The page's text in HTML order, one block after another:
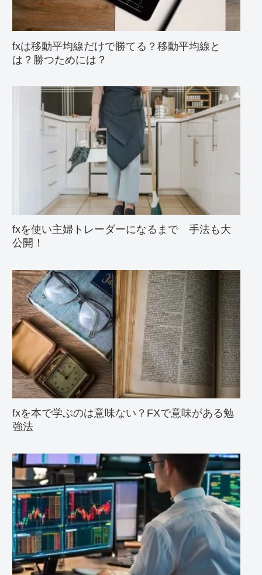
fxは移動平均線だけで勝てる？移動平均線と
は？勝つためには？
fxを使い主婦トレーダーになるまで 手法も大
公開！
fxを本で学ぶのは意味ない？FXで意味がある勉
強法